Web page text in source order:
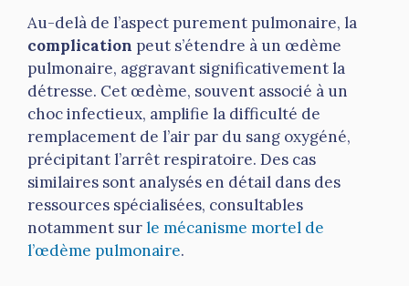
Au-delà de l’aspect purement pulmonaire, la
complication peut s’étendre à un œdème
pulmonaire, aggravant significativement la
détresse. Cet œdème, souvent associé à un
choc infectieux, amplifie la difficulté de
remplacement de l’air par du sang oxygéné,
précipitant l’arrêt respiratoire. Des cas
similaires sont analysés en détail dans des
ressources spécialisées, consultables
notamment surle mécanisme mortel de
l’œdème pulmonaire.